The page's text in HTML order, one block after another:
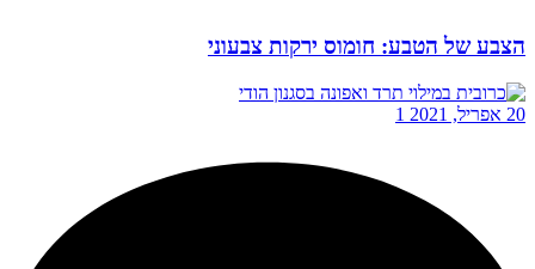
הצבע של הטבע: חומוס ירקות צבעוני
20 אפריל, 2021 1